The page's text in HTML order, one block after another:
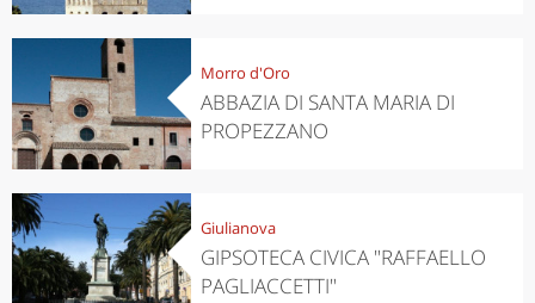
Morro d'Oro
ABBAZIA DI SANTA MARIA DI
PROPEZZANO
Giulianova
GIPSOTECA CIVICA "RAFFAELLO
PAGLIACCETTI"